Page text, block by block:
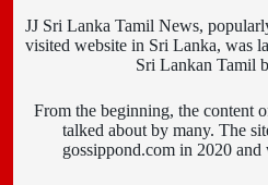
JJ Sri Lanka Tamil News,
visited website in Sri Lanka, was
Sri Lankan Tamil
From the beginning, the content
talked about by many. The
gossippond.com in 2020 and